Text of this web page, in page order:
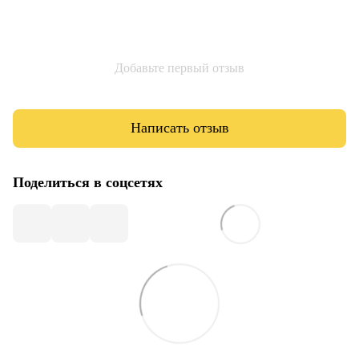
Добавьте первый отзыв
Написать отзыв
Поделиться в соцсетях